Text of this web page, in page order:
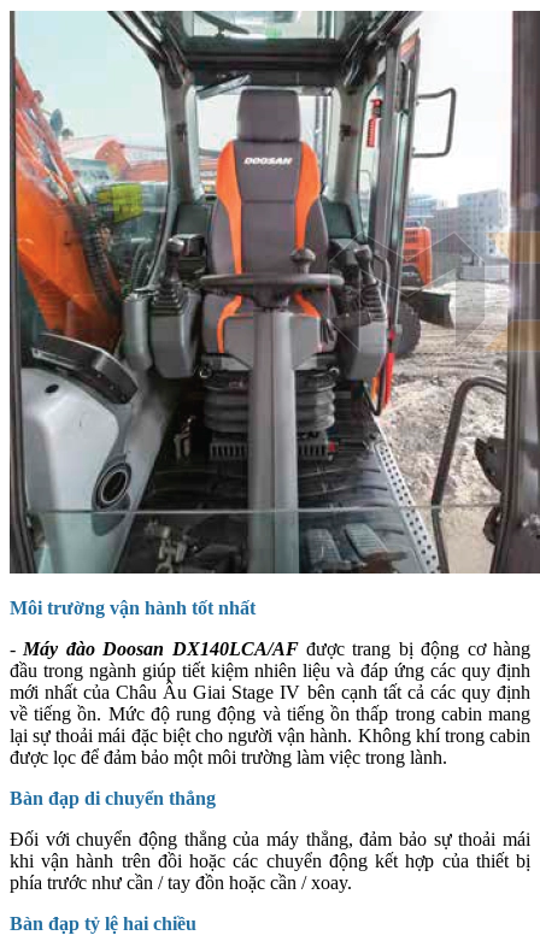
Môi trường vận hành tốt nhất
- Máy đào Doosan DX140LCA/AFđược trang bị động cơ hàng
đầu trong ngành giúp tiết kiệm nhiên liệu và đáp ứng các quy định
mới nhất của Châu Âu Giai Stage IV bên cạnh tất cả các quy định
về tiếng ồn. Mức độ rung động và tiếng ồn thấp trong cabin mang
lại sự thoải mái đặc biệt cho người vận hành. Không khí trong cabin
được lọc để đảm bảo một môi trường làm việc trong lành.
Bàn đạp di chuyển thẳng
Đối với chuyển động thẳng của máy thẳng, đảm bảo sự thoải mái
khi vận hành trên đồi hoặc các chuyển động kết hợp của thiết bị
phía trước như cần / tay đồn hoặc cần / xoay.
Bàn đạp tỷ lệ hai chiều